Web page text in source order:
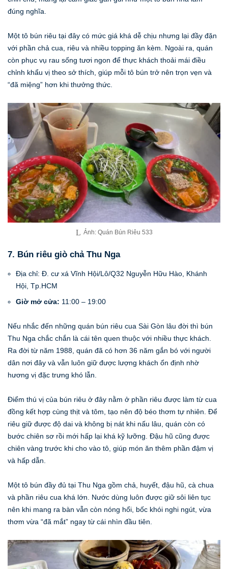
đúng nghĩa.
Một tô bún riêu tại đây có mức giá khá dễ chịu nhưng lại đầy đặn
với phần chả cua, riêu và nhiều topping ăn kèm. Ngoài ra, quán
còn phục vụ rau sống tươi ngon để thực khách thoải mái điều
chỉnh khẩu vị theo sở thích, giúp mỗi tô bún trở nên trọn vẹn và
“đã miệng” hơn khi thưởng thức.
Ảnh: Quán Bún Riêu 533
7. Bún riêu giò chả Thu Nga
Địa chỉ: Đ. cư xá Vĩnh Hội/Lô/Q32 Nguyễn Hữu Hào, Khánh
Hội, Tp.HCM
Giờ mở cửa: 11:00 – 19:00
Nếu nhắc đến những quán bún riêu cua Sài Gòn lâu đời thì bún
Thu Nga chắc chắn là cái tên quen thuộc với nhiều thực khách.
Ra đời từ năm 1988, quán đã có hơn 36 năm gắn bó với người
dân nơi đây và vẫn luôn giữ được lượng khách ổn định nhờ
hương vị đặc trưng khó lẫn.
Điểm thú vị của bún riêu ở đây nằm ở phần riêu được làm từ cua
đồng kết hợp cùng thịt và tôm, tạo nên độ béo thơm tự nhiên. Để
riêu giữ được độ dai và không bị nát khi nấu lâu, quán còn có
bước chiên sơ rồi mới hấp lại khá kỹ lưỡng. Đậu hũ cũng được
chiên vàng trước khi cho vào tô, giúp món ăn thêm phần đậm vị
và hấp dẫn.
Một tô bún đầy đủ tại Thu Nga gồm chả, huyết, đậu hũ, cà chua
và phần riêu cua khá lớn. Nước dùng luôn được giữ sôi liên tục
nên khi mang ra bàn vẫn còn nóng hổi, bốc khói nghi ngút, vừa
thơm vừa “đã mắt” ngay từ cái nhìn đầu tiên.